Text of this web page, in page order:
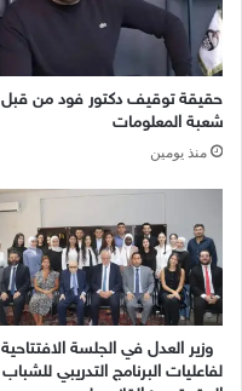
حقيقة توقيف دكتور فود من قبل
شعبة المعلومات
منذ يومين
وزير العدل في الجلسة الافتتاحية
لفاعليات البرنامج التدريبي للشباب